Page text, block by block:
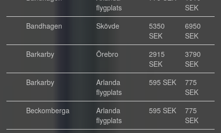
flygplats
SEK
Bandhagen
Skövde
5350
SEK
6950
SEK
Barkarby
Örebro
2915
SEK
3790
SEK
Barkarby
Arlanda
flygplats
595 SEK
775
SEK
Beckomberga
Arlanda
flygplats
595 SEK
775
SEK